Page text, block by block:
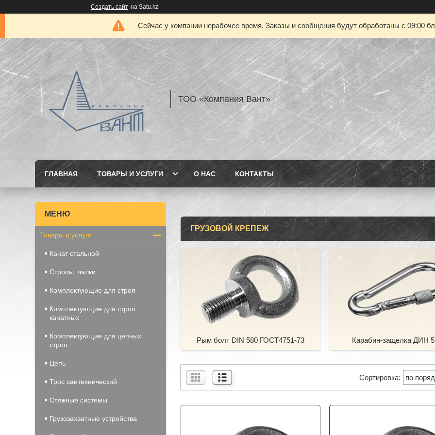
Создать сайт на Satu.kz
Сейчас у компании нерабочее время. Заказы и сообщения будут обработаны с 09:00
ТОО «Компания Вант»
ГЛАВНАЯ ТОВАРЫ И УСЛУГИ О НАС КОНТАКТЫ
ГРУЗОВОЙ КРЕПЕЖ
Рым болт DIN 580 ГОСТ4751-73 Карабин-защелка ДИН
Товары и услуги
Канат стальной
Стропы, чалки
Комплектующие для строп
Комплектующие для строп
канатных
Комплектующие для цепных
строп
Цепь
Трос сантехнический
Стяжные системы
Грузозахватные устройства